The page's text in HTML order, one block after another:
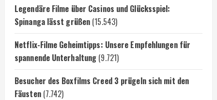
Legendäre Filme über Casinos und Glücksspiel:
Spinanga lässt grüßen (15.543)
Netflix-Filme Geheimtipps: Unsere Empfehlungen für
spannende Unterhaltung (9.721)
Besucher des Boxfilms Creed 3 prügeln sich mit den
Fäusten (7.742)